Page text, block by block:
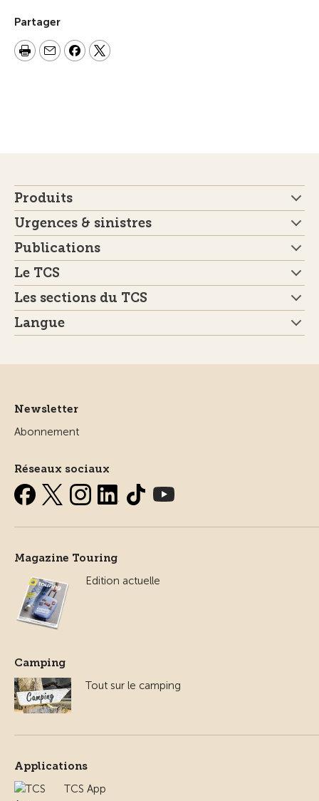
Partager
Produits
Urgences & sinistres
Publications
Le TCS
Les sections du TCS
Langue
Newsletter
Abonnement
Réseaux sociaux
Magazine Touring
Edition actuelle
Camping
Tout sur le camping
Applications
TCS App